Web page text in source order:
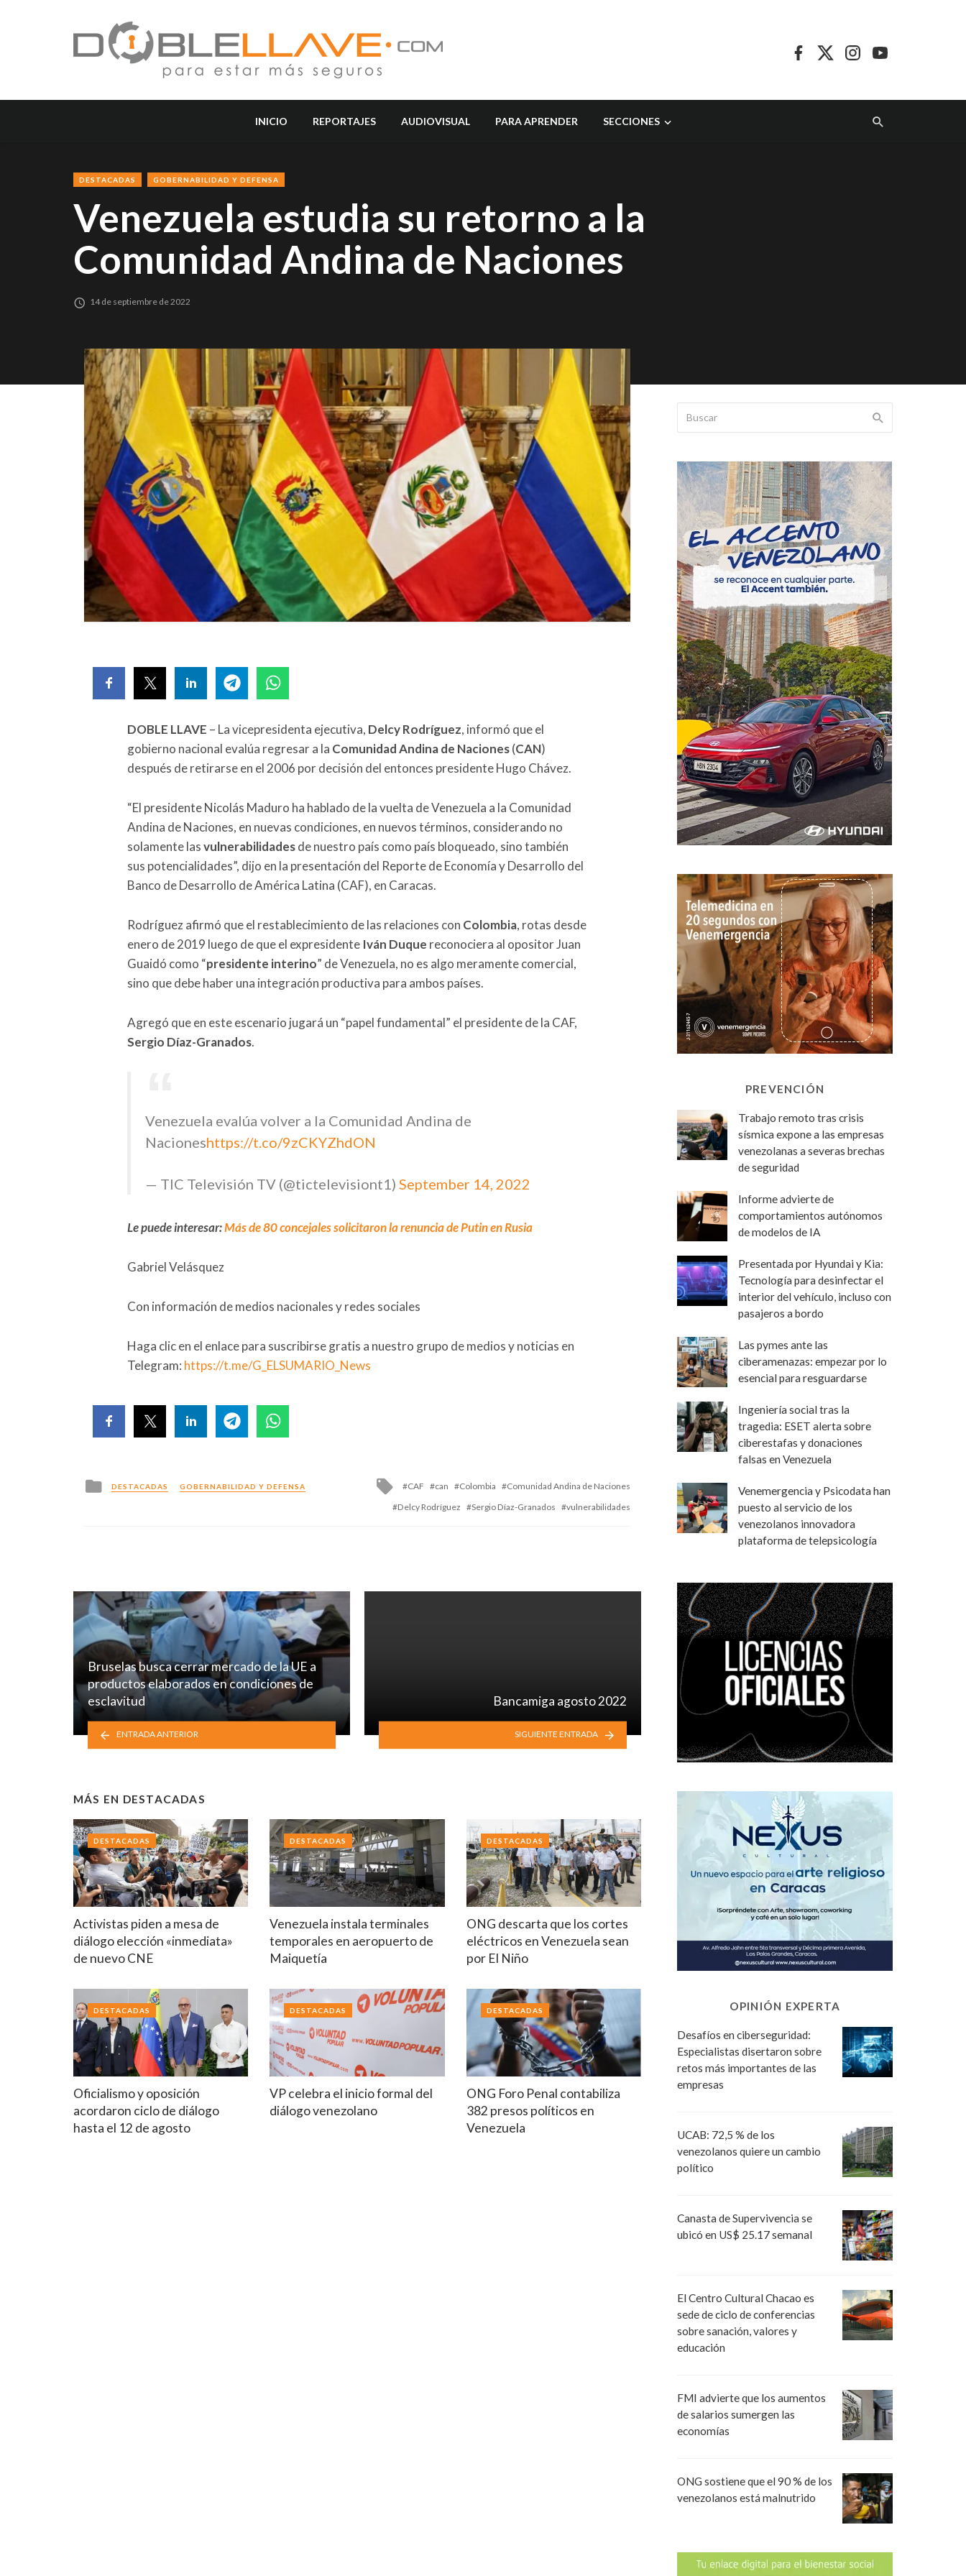
INICIO REPORTAJES AUDIOVISUAL PARA APRENDER SECCIONES
DESTACADAS GOBERNABILIDAD Y DEFENSA
Venezuela estudia su retorno a la
Comunidad Andina de Naciones
14 de septiembre de 2022
DOBLE LLAVE – La vicepresidenta ejecutiva, Delcy Rodríguez, informó que el
gobierno nacional evalúa regresar a la Comunidad Andina de Naciones(CAN)
después de retirarse en el 2006 por decisión del entonces presidente Hugo Chávez.
“El presidente Nicolás Maduro ha hablado de la vuelta de Venezuela a la Comunidad
Andina de Naciones, en nuevas condiciones, en nuevos términos, considerando no
solamente lasvulnerabilidadesde nuestro país como país bloqueado, sino también
sus potencialidades”, dijo en la presentación del Reporte de Economía y Desarrollo del
Banco de Desarrollo de América Latina (CAF), en Caracas.
Rodríguez afirmó que el restablecimiento de las relaciones con Colombia, rotas desde
enero de 2019 luego de que el expresidente Iván Duque reconociera al opositor Juan
Guaidó como “presidente interino” de Venezuela, no es algo meramente comercial,
sino que debe haber una integración productiva para ambos países.
Agregó que en este escenario jugará un “papel fundamental” el presidente de la CAF,
Sergio Díaz-Granados.
Venezuela evalúa volver a la Comunidad Andina de
Nacioneshttps://t.co/9zCKYZhdON
— TIC Televisión TV (@tictelevisiont1) September 14, 2022
Le puede interesar:Más de 80 concejales solicitaron la renuncia de Putin en Rusia
Gabriel Velásquez
Con información de medios nacionales y redes sociales
Haga clic en el enlace para suscribirse gratis a nuestro grupo de medios y noticias en
Telegram: https://t.me/G_ELSUMARIO_News
Posted
in
DESTACADAS GOBERNABILIDAD Y DEFENSA
Tagged
with
CAF can Colombia
Comunidad Andina de Naciones
Delcy Rodríguez
Sergio Díaz-Granados vulnerabilidades
Bruselas busca cerrar mercado de la UE a
productos elaborados en condiciones de
esclavitud
ENTRADA ANTERIOR
Bancamiga agosto 2022
SIGUIENTE ENTRADA
MÁS EN DESTACADAS
Activistas piden a mesa de
diálogo elección «inmediata»
de nuevo CNE
DESTACADAS
Venezuela instala terminales
temporales en aeropuerto de
Maiquetía
DESTACADAS
ONG descarta que los cortes
eléctricos en Venezuela sean
por El Niño
DESTACADAS
Oficialismo y oposición
acordaron ciclo de diálogo
hasta el 12 de agosto
DESTACADAS
VP celebra el inicio formal del
diálogo venezolano
DESTACADAS
ONG Foro Penal contabiliza
382 presos políticos en
Venezuela
DESTACADAS
PREVENCIÓN
Trabajo remoto tras crisis
sísmica expone a las empresas
venezolanas a severas brechas
de seguridad
Informe advierte de
comportamientos autónomos
de modelos de IA
Presentada por Hyundai y Kia:
Tecnología para desinfectar el
interior del vehículo, incluso con
pasajeros a bordo
Las pymes ante las
ciberamenazas: empezar por lo
esencial para resguardarse
Ingeniería social tras la
tragedia: ESET alerta sobre
ciberestafas y donaciones
falsas en Venezuela
Venemergencia y Psicodata han
puesto al servicio de los
venezolanos innovadora
plataforma de telepsicología
OPINIÓN EXPERTA
Desafíos en ciberseguridad:
Especialistas disertaron sobre
retos más importantes de las
empresas
UCAB: 72,5 % de los
venezolanos quiere un cambio
político
Canasta de Supervivencia se
ubicó en US$ 25.17 semanal
El Centro Cultural Chacao es
sede de ciclo de conferencias
sobre sanación, valores y
educación
FMI advierte que los aumentos
de salarios sumergen las
economías
ONG sostiene que el 90 % de los
venezolanos está malnutrido